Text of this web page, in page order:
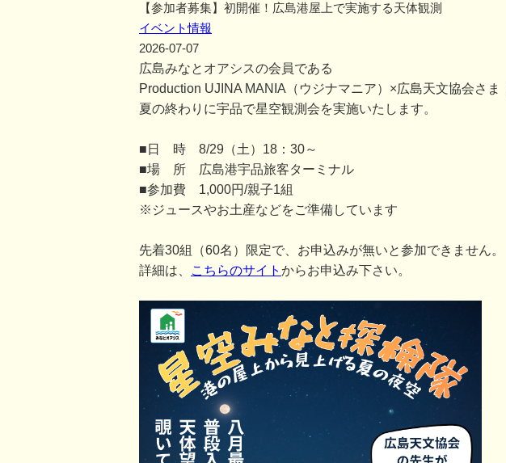
【参加者募集】初開催！広島港屋上で実施する天体観測
イベント情報
2026-07-07
広島みなとオアシスの会員である
Production UJINA MANIA（ウジナマニア）×広島天文協会さ
夏の終わりに宇品で星空観測会を実施いたします。
■日 時 8/29（土）18：30～
■場 所 広島港宇品旅客ターミナル
■参加費 1,000円/親子1組
※ジュースやお土産などをご準備しています
先着30組（60名）限定で、お申込みが無いと参加できません。
詳細は、
こちらのサイト からお申込み下さい。